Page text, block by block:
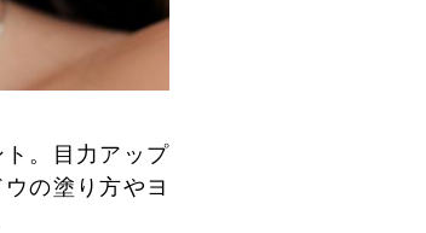
。目力アップ
の塗り方やヨ